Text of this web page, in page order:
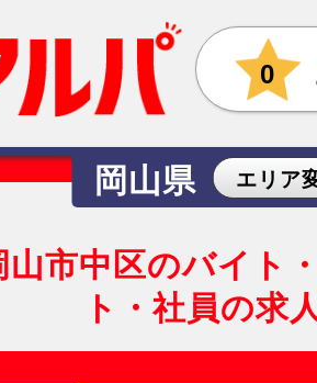
0
岡山県 エリア
山市中区のバイト
ト・社員の求